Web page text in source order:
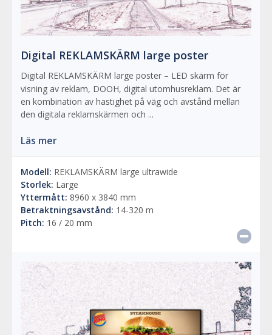
Digital REKLAMSKÄRM large poster
Digital REKLAMSKÄRM large poster – LED skärm för
visning av reklam, DOOH, digital utomhusreklam. Det är
en kombination av hastighet på väg och avstånd mellan
den digitala reklamskärmen och ...
Läs mer
Modell: REKLAMSKÄRM large ultrawide
Storlek: Large
Yttermått: 8960 x 3840 mm
Betraktningsavstånd: 14-320 m
Pitch: 16 / 20 mm